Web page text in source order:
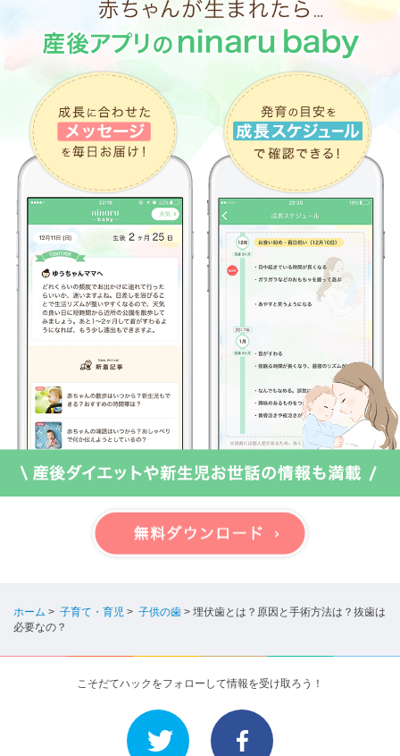
ホーム > 子育て・育児 > 子供の歯 > 埋伏歯とは？原因と手術方法は？抜歯は
必要なの？
こそだてハックをフォローして情報を受け取ろう！